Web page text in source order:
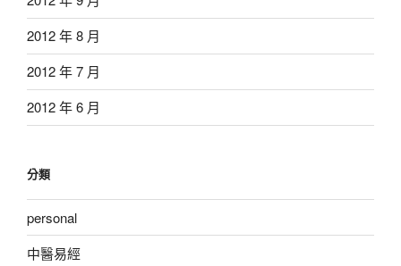
2012 年 8 月
2012 年 7 月
2012 年 6 月
分類
personal
中醫易經